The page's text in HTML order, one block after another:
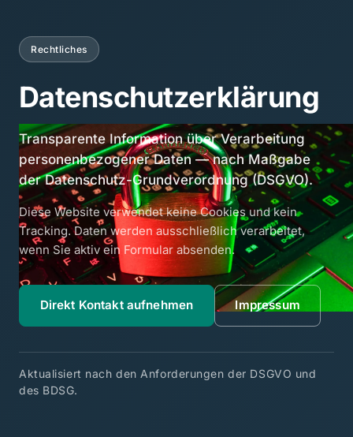
Rechtliches
Datenschutzerklärung
Transparente Information über Verarbeitung
personenbezogener Daten — nach Maßgabe
der Datenschutz-Grundverordnung (DSGVO).
Diese Website verwendet keine Cookies und kein
Tracking. Daten werden ausschließlich verarbeitet,
wenn Sie aktiv ein Formular absenden.
Direkt Kontakt aufnehmen Impressum
Aktualisiert nach den Anforderungen der DSGVO und
des BDSG.